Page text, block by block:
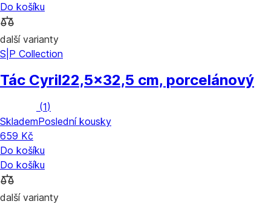
Do košíku
další varianty
S|P Collection
Tác Cyril22,5x32,5 cm, porcelánový
(1)
SklademPoslední kousky
659 Kč
Do košíku
Do košíku
další varianty